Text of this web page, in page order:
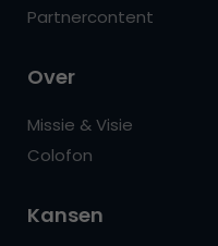
Partnercontent
Over
Missie & Visie
Colofon
Kansen